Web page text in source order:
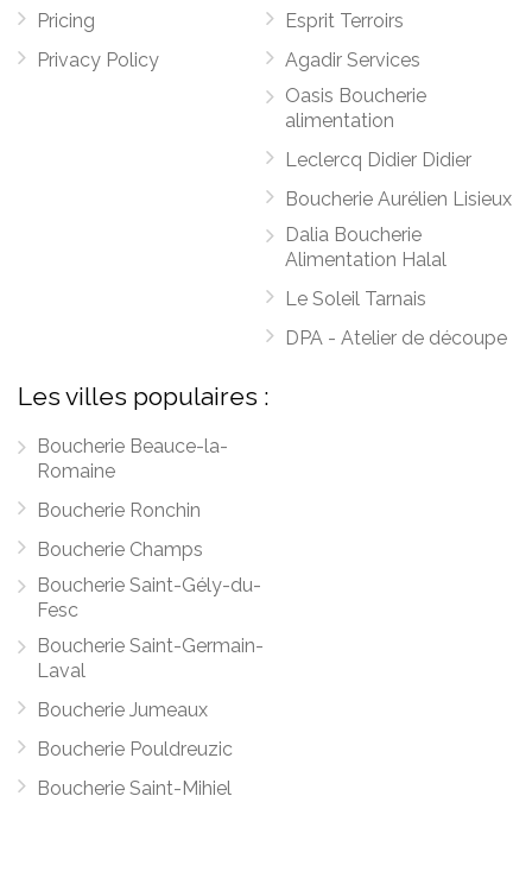
Pricing
Privacy Policy
Esprit Terroirs
Agadir Services
Oasis Boucherie
alimentation
Leclercq Didier Didier
Boucherie Aurélien Lisieux
Dalia Boucherie
Alimentation Halal
Le Soleil Tarnais
DPA - Atelier de découpe
Les villes populaires :
Boucherie Beauce-la-
Romaine
Boucherie Ronchin
Boucherie Champs
Boucherie Saint-Gély-du-
Fesc
Boucherie Saint-Germain-
Laval
Boucherie Jumeaux
Boucherie Pouldreuzic
Boucherie Saint-Mihiel